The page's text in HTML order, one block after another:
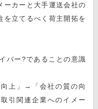
カーと大手運送会社の
を立てるべく荷主開拓を
バー?であることの意識
上」→「会社の質の向
引関連企業へのイメー